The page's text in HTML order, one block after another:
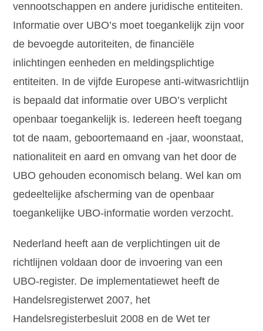
vennootschappen en andere juridische entiteiten.
Informatie over UBO’s moet toegankelijk zijn voor
de bevoegde autoriteiten, de financiële
inlichtingen eenheden en meldingsplichtige
entiteiten. In de vijfde Europese anti-witwasrichtlijn
is bepaald dat informatie over UBO’s verplicht
openbaar toegankelijk is. Iedereen heeft toegang
tot de naam, geboortemaand en -jaar, woonstaat,
nationaliteit en aard en omvang van het door de
UBO gehouden economisch belang. Wel kan om
gedeeltelijke afscherming van de openbaar
toegankelijke UBO-informatie worden verzocht.
Nederland heeft aan de verplichtingen uit de
richtlijnen voldaan door de invoering van een
UBO-register. De implementatiewet heeft de
Handelsregisterwet 2007, het
Handelsregisterbesluit 2008 en de Wet ter